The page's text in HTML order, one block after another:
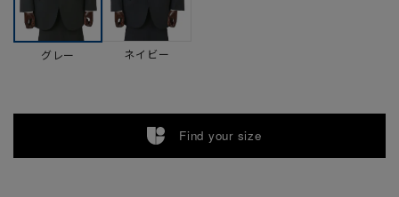
グレー ネイビー
Find your size